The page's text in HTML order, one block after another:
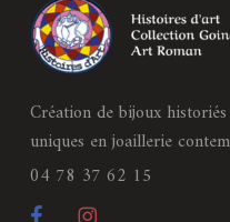
Création de bijoux
uniques en joaillerie
04 78 37 62 15